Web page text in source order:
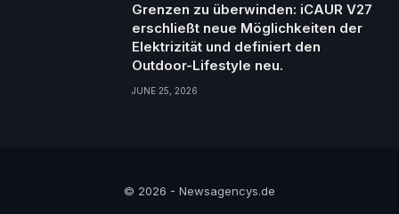
Grenzen zu überwinden: iCAUR V27
erschließt neue Möglichkeiten der
Elektrizität und definiert den
Outdoor-Lifestyle neu.
JUNE 25, 2026
© 2026 - Newsagencys.de